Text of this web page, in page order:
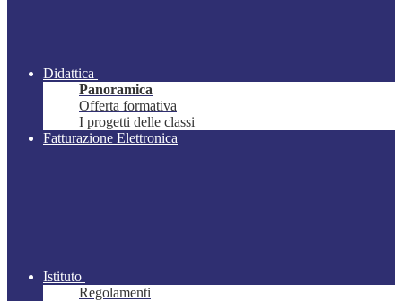
Didattica
Panoramica
Offerta formativa
I progetti delle classi
Fatturazione Elettronica
Istituto
Regolamenti